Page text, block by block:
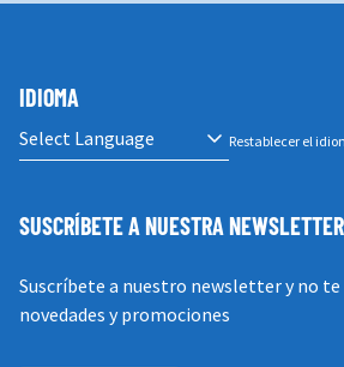
IDIOMA
Restablecer el
SUSCRÍBETE A NUESTRA NEWSLETTER
Suscríbete a nuestro newsletter y no
novedades y promociones